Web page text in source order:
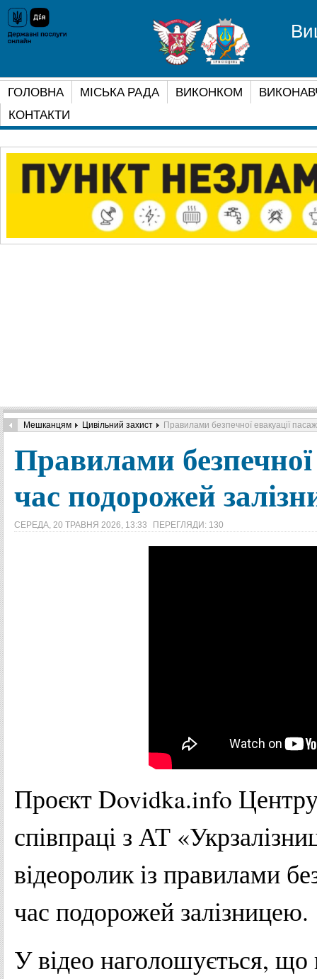
ГОЛОВНА МІСЬКА РАДА ВИКОНКОМ
КОНТАКТИ
Мешканцям Цивільний захист Правилами безпечної евакуації
Правилами безпечної
час подорожей
СЕРЕДА, 20 ТРАВНЯ 2026, 13:33 ПЕРЕГЛЯДИ: 130
Проєкт Dovidka.info Центру
співпраці з АТ
відеоролик із правилами
час подорожей залізницею.
У відео наголошується, що